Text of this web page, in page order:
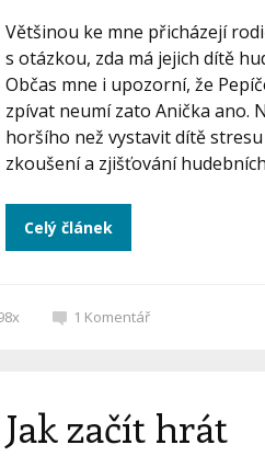
Většinou ke mne přicházejí
s otázkou, zda má jejich dítě
Občas mne i upozorní, že
zpívat neumí zato Anička ano.
horšího než vystavit dítě
zkoušení a zjišťování
Celý článek
1 Komentář
Jak začít hrát